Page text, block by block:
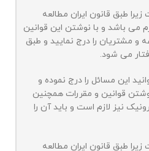
طبق قانون ایران مطالعه
می باشد و با نوشتن این قوانین
و مشتریان را درج نمایید و طبق
می شود.
این مسائل را درج نموده و
قوانین و مقررات همچنین
نیز لازم است و باید آن را
طبق قانون ایران مطالعه